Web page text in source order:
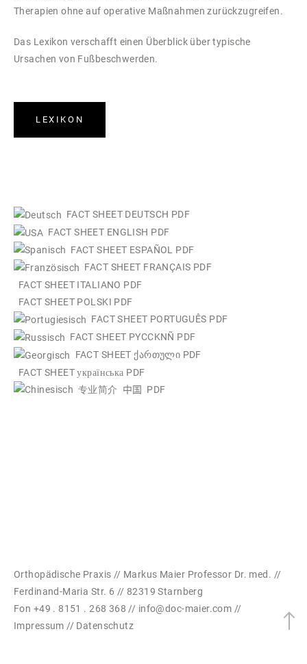
Therapien ohne auf operative Maßnahmen zurückzugreifen.
Das Lexikon verschafft einen Überblick über typische
Ursachen von Fußbeschwerden.
LEXIKON
FACT SHEET DEUTSCH PDF
FACT SHEET ENGLISH PDF
FACT SHEET ESPAÑOL PDF
FACT SHEET FRANÇAIS PDF
FACT SHEET ITALIANO PDF
FACT SHEET POLSKI PDF
FACT SHEET PORTUGUÊS PDF
FACT SHEET PYCCKNÑ PDF
FACT SHEET ქართული PDF
FACT SHEET українська PDF
专业简介 中国 PDF
Orthopädische Praxis // Markus Maier Professor Dr. med. //
Ferdinand-Maria Str. 6 // 82319 Starnberg
Fon +49 . 8151 . 268 368 // info@doc-maier.com //
Impressum // Datenschutz